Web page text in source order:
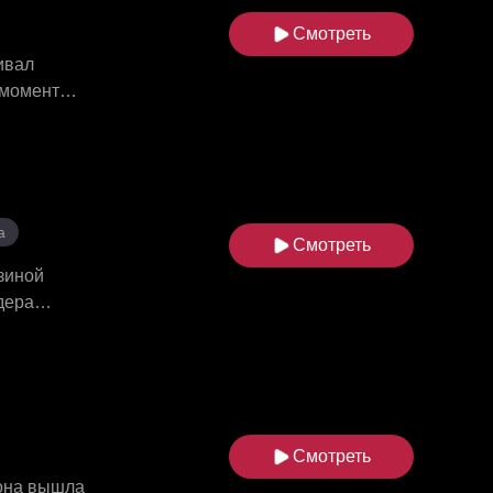
Смотреть
обманы.
из
Смотреть
вышла
Смотреть